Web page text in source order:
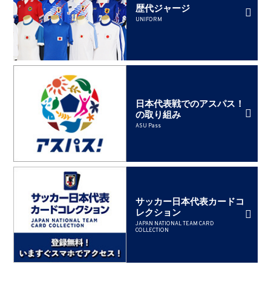
歴代ジャージ
UNIFORM
日本代表戦でのアスパス！
の取り組み
ASU Pass
サッカー日本代表カードコ
レクション
JAPAN NATIONAL TEAM CARD
COLLECTION